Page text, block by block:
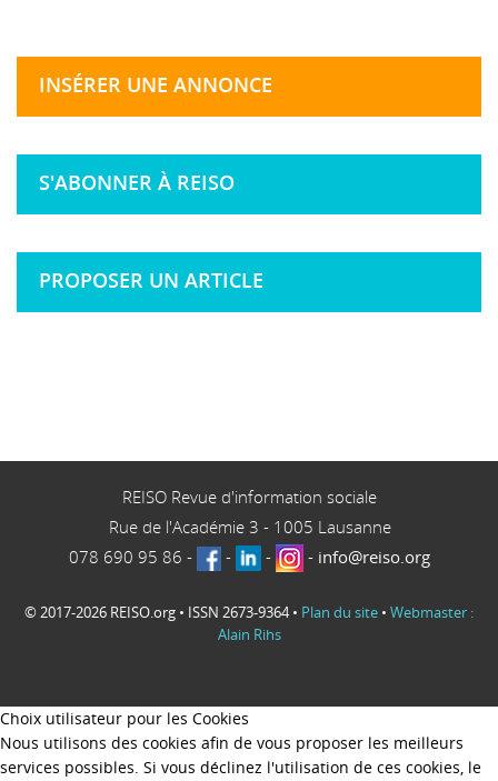
INSÉRER UNE ANNONCE
S'ABONNER À REISO
PROPOSER UN ARTICLE
REISO Revue d'information sociale
Rue de l'Académie 3 - 1005 Lausanne
078 690 95 86 - - - - info@reiso.org
© 2017-2026 REISO.org • ISSN 2673-9364 • Plan du site • Webmaster :
Alain Rihs
Choix utilisateur pour les Cookies
Nous utilisons des cookies afin de vous proposer les meilleurs
services possibles. Si vous déclinez l'utilisation de ces cookies, le